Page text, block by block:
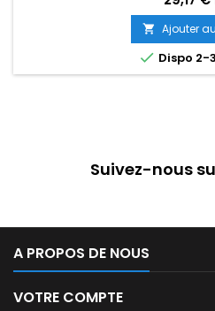
base
 Ajouter
 Dispo 2-
Suivez-nous
A PROPOS DE NOUS
VOTRE COMPTE